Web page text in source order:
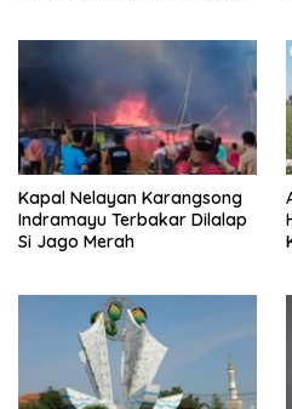
Kapal Nelayan Karangsong
Indramayu Terbakar Dilalap
Si Jago Merah